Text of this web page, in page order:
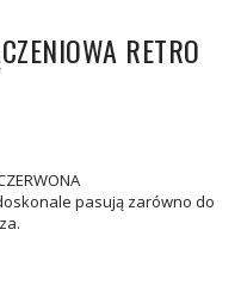
RETRO
pasują zarówno do